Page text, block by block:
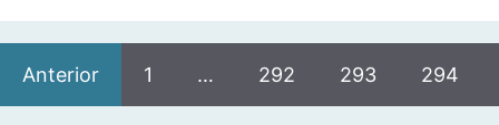
Anterior 1 … 292 293 294